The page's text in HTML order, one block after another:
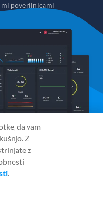
poverilnicami
da vam
Z
z
.